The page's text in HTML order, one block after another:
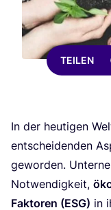
TEILEN
In der heu­ti­gen
ent­schei­den­den
gewor­den.
Not­wen­dig­keit,
Fak­to­ren (ESG) in